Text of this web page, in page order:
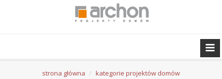
strona główna
kategorie projektów domów